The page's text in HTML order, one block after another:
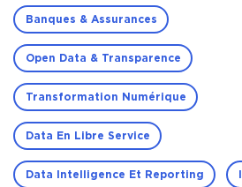
Banques & Assurances
Open Data & Transparence
Transformation Numérique
Data En Libre Service
Data Intelligence Et Reporting